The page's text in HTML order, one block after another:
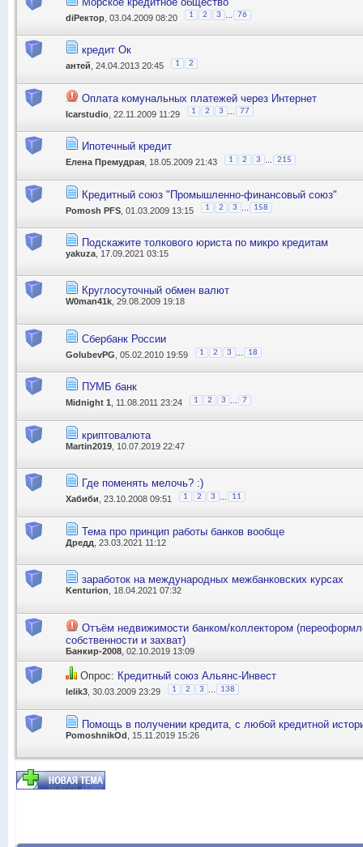
diРектор , 03.04.2009 08:20 1 2 3 76
кредит Ок
антей , 24.04.2013 20:45 1 2
Оплата комунальных платежей через Интернет
Icarstudio , 22.11.2009 11:29 1 2 3 77
Ипотечный кредит
Елена Премудрая , 18.05.2009 21:43 1 2 3 215
Кредитный союз "Промышленно-финансовый союз"
Pomosh PFS , 01.03.2009 13:15 1 2 3 158
Подскажите толкового юриста по микро кредитам
yakuza , 17.09.2021 03:15
Круглосуточный обмен валют
W0man41k, 29.08.2009 19:18
Сбербанк России
GolubevPG , 05.02.2010 19:59 1 2 3 18
ПУМБ банк
Midnight 1 , 11.08.2011 23:24 1 2 3 7
криптовалюта
Martin2019 , 10.07.2019 22:47
Где поменять мелочь? :)
Хабиби , 23.10.2008 09:51 1 2 3 11
Тема про принцип работы банков вообще
Дредд , 23.03.2021 11:12
заработок на международных межбанковских курсах
Kenturion , 18.04.2021 07:32
Отъём недвижимости банком/коллектором
собственности и захват)
Банкир-2008 , 02.10.2019 13:09
Опрос: Кредитный союз Альянс-Инвест
lelik3 , 30.03.2009 23:29 1 2 3 138
Помощь в получении кредита, с любой кредитной
PomoshnikOd , 15.11.2019 15:26